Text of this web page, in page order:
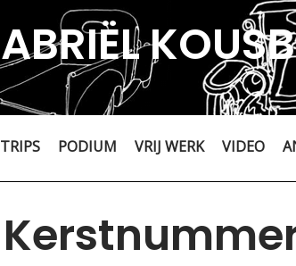
PODIUM VRIJ WERK VIDEO